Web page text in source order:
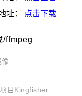
址： 点击下载
/ffmpeg
目Kingfisher